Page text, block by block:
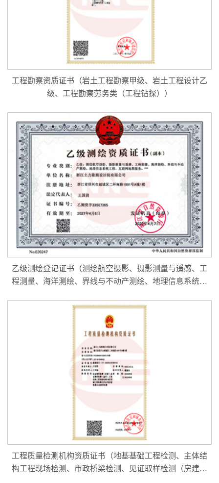
工程勘察资质证书（岩土工程勘察甲级、岩土工程设计乙
级、工程勘察劳务类（工程钻探））
乙级测绘登记证书（测绘航空摄影、摄影测量与遥感、工
程测量、海洋测绘、界线与不动产测绘、地理信息系统工
工程质量检测机构资质证书（地基基础工程检测、主体结
构工程现场检测、市政桥梁检测、见证取样检测（房建、